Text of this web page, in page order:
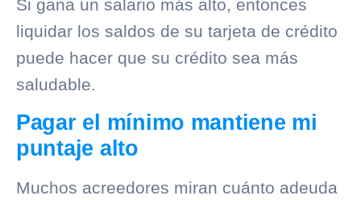
Si gana un salario más alto, entonces
liquidar los saldos de su tarjeta de crédito
puede hacer que su crédito sea más
saludable.
Pagar el mínimo mantiene mi
puntaje alto
Muchos acreedores miran cuánto adeuda